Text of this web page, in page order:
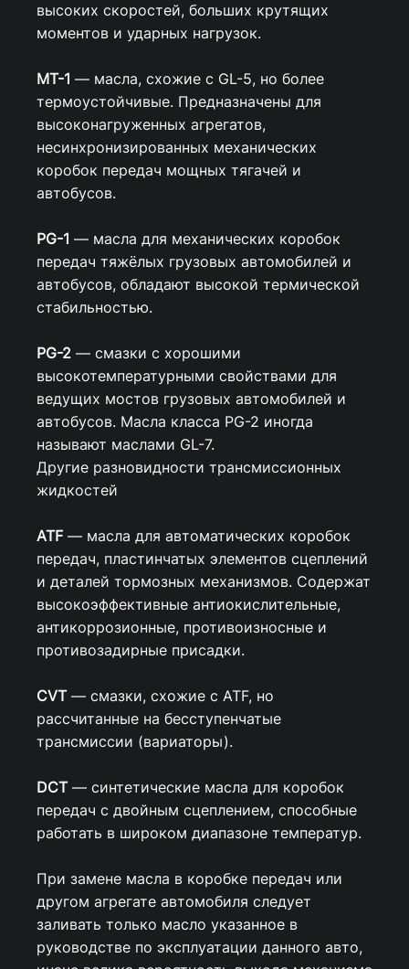
высоких скоростей, больших крутящих
моментов и ударных нагрузок.
MT-1 — масла, схожие с GL-5, но более
термоустойчивые. Предназначены для
высоконагруженных агрегатов,
несинхронизированных механических
коробок передач мощных тягачей и
автобусов.
PG-1 — масла для механических коробок
передач тяжёлых грузовых автомобилей и
автобусов, обладают высокой термической
стабильностью.
PG-2 — смазки с хорошими
высокотемпературными свойствами для
ведущих мостов грузовых автомобилей и
автобусов. Масла класса PG-2 иногда
называют маслами GL-7.
Другие разновидности трансмиссионных
жидкостей
ATF — масла для автоматических коробок
передач, пластинчатых элементов сцеплений
и деталей тормозных механизмов. Содержат
высокоэффективные антиокислительные,
антикоррозионные, противоизносные и
противозадирные присадки.
CVT— смазки, схожие с ATF, но
рассчитанные на бесступенчатые
трансмиссии (вариаторы).
DCT— синтетические масла для коробок
передач с двойным сцеплением, способные
работать в широком диапазоне температур.
При замене масла в коробке передач или
другом агрегате автомобиля следует
заливать только масло указанное в
руководстве по эксплуатации данного авто,